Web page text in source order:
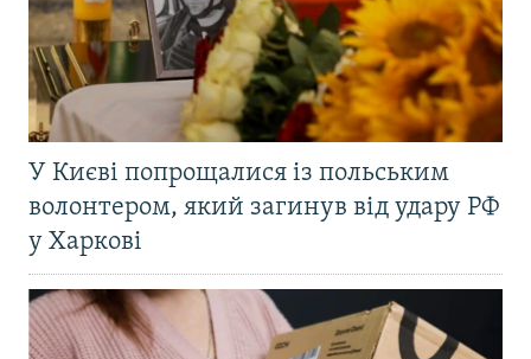
У Києві попрощалися із польським
волонтером, який загинув від удару РФ
у Харкові